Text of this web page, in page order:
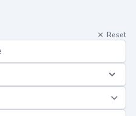
Reset